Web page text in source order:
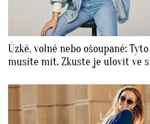
Úzké, volné nebo ošoupané:
musíte mít. Zkuste je ulovit ve